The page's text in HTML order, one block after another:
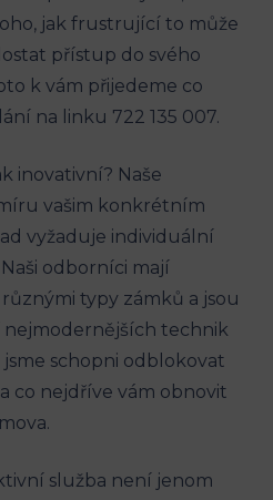
‍jak frustrující to může
přístup do svého
k ⁤vám přijedeme‌ co
na linku 722 135⁣ 007.
inovativní? Naše
vašim‌ konkrétním
vyžaduje individuální
odborníci mají
typy zámků a‍ jsou
technik
schopni odblokovat⁢
co nejdříve vám ⁤obnovit
služba není jenom